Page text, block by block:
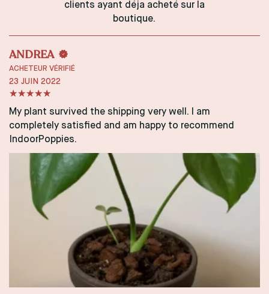
clients ayant déja acheté sur la
boutique.
ANDREA
ACHETEUR VÉRIFIÉ
23 JUIN 2022
My plant survived the shipping very well. I am
completely satisfied and am happy to recommend
IndoorPoppies.